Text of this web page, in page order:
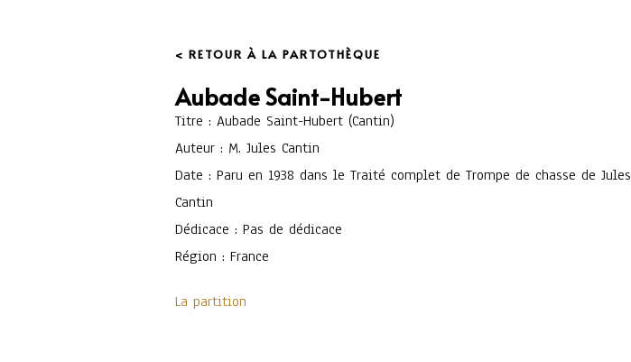
< RETOUR À LA PARTOTHÈQUE
Aubade Saint-Hubert
Titre : Aubade Saint-Hubert (Cantin)
Auteur : M. Jules Cantin
Date : Paru en 1938 dans le Traité complet de Trompe de chasse de Jules
Cantin
Dédicace : Pas de dédicace
Région : France
La partition